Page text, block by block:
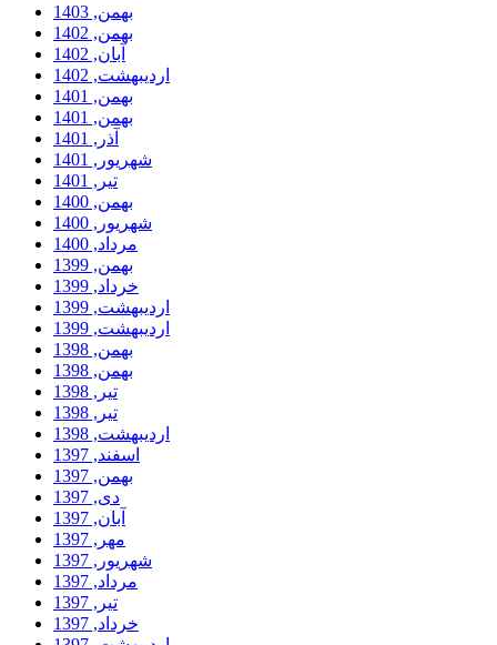
بهمن, 1403
بهمن, 1402
آبان, 1402
ارديبهشت, 1402
بهمن, 1401
بهمن, 1401
آذر, 1401
شهریور, 1401
تیر, 1401
بهمن, 1400
شهریور, 1400
مرداد, 1400
بهمن, 1399
خرداد, 1399
ارديبهشت, 1399
ارديبهشت, 1399
بهمن, 1398
بهمن, 1398
تیر, 1398
تیر, 1398
ارديبهشت, 1398
اسفند, 1397
بهمن, 1397
دی, 1397
آبان, 1397
مهر, 1397
شهریور, 1397
مرداد, 1397
تیر, 1397
خرداد, 1397